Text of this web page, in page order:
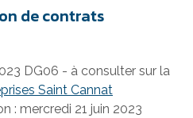
de contrats
DG06 - à consulter sur la
Saint Cannat
: mercredi 21 juin 2023